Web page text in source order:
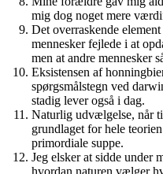
mig dog noget mere
Det overraskende
mennesker fejlede i at
men at andre mennesker
Eksistensen af
spørgsmålstegn ved
stadig lever også i dag.
Naturlig udvælgelse, når
grundlaget for hele
primordiale suppe.
Jeg elsker at sidde under
hvordan naturen vælger